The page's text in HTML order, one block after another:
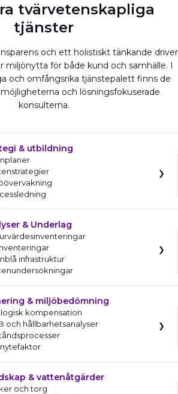
tvärvetenskapliga
tjänster
och ett holistiskt tänkande driver
miljönytta för både kund och samhälle. I
och omfångsrika tjänstepalett finns de
och lösningsfokuserade
konsulterna.
& utbildning
& Underlag
infrastruktur
& miljöbedömning
kompensation
och hållbarhetsanalyser
& vattenåtgärder
och torg